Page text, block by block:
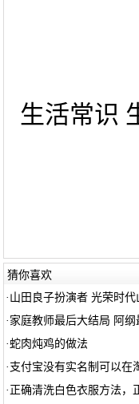
生活常识
猜你喜欢
· 山田良子扮演者 光荣时代
· 家庭教师最后大结局 阿纲
· 蛇肉炖鸡的做法
· 支付宝没有实名制可以在
· 正确清洗白色衣服方法，